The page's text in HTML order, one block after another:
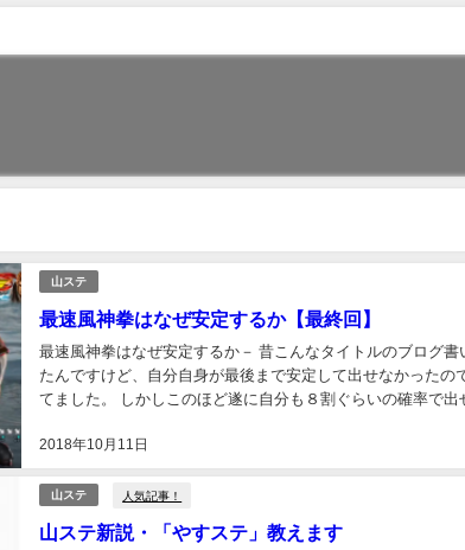
山ステ
最速風神拳はなぜ安定するか【最終回】
2018年10月11日
最速風神拳はなぜ安定するか－ 昔こんなタイトルのブログ
たんですけど、自分自身が最後まで安定して出せなかったの
てました。 しかしこのほど遂に自分も８割ぐらいの確率で出
山ステ 人気記事！
山ステ新説・「やすステ」教えます